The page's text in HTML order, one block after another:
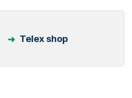
Telex shop